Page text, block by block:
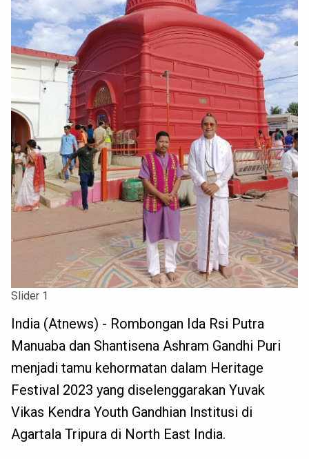
Slider 1
India (Atnews) - Rombongan Ida Rsi Putra
Manuaba dan Shantisena Ashram Gandhi Puri
menjadi tamu kehormatan dalam Heritage
Festival 2023 yang diselenggarakan Yuvak
Vikas Kendra Youth Gandhian Institusi di
Agartala Tripura di North East India.